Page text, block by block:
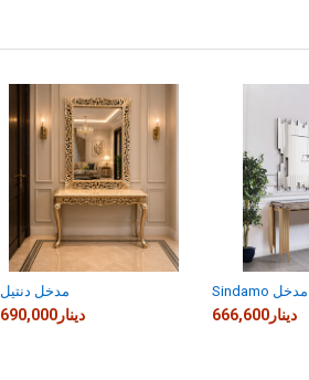
مدخل دنتيل
690,000دينار
Sindamo مدخل
666,600دينار